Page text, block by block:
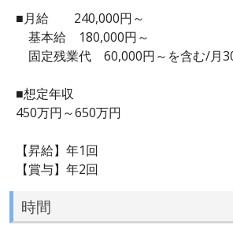
■月給 240,000円～
基本給 180,000円～
固定残業代 60,000円～を含む/月
■想定年収
450万円～650万円
【昇給】年1回
【賞与】年2回
時間